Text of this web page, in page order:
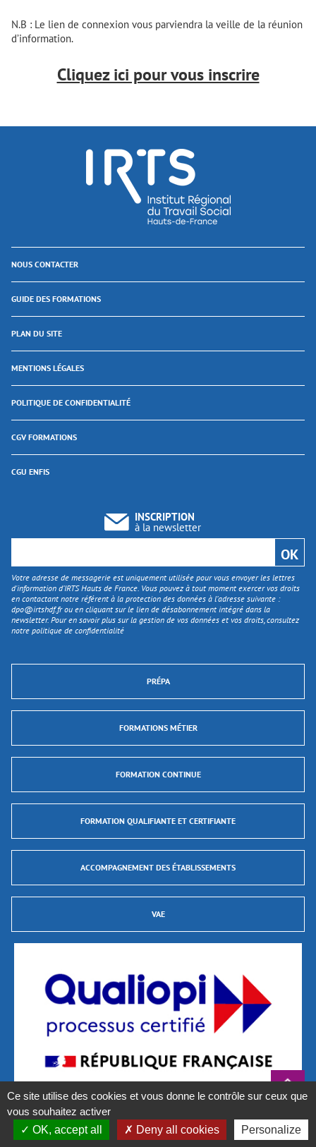
N.B : Le lien de connexion vous parviendra la veille de la réunion
d’information.
Cliquez ici pour vous inscrire
NOUS CONTACTER
GUIDE DES FORMATIONS
PLAN DU SITE
MENTIONS LÉGALES
POLITIQUE DE CONFIDENTIALITÉ
CGV FORMATIONS
CGU ENFIS
INSCRIPTION
à la newsletter
Votre adresse de messagerie est uniquement utilisée pour vous envoyer les lettres
d'information d’IRTS Hauts de France. Vous pouvez à tout moment exercer vos droits
en contactant notre référent à la protection des données à l’adresse suivante :
dpo@irtshdf.frou en cliquant sur le lien de désabonnement intégré dans la
newsletter. Pour en savoir plus sur la gestion de vos données et vos droits, consultez
notre politique de confidentialité
PRÉPA
FORMATIONS MÉTIER
FORMATION CONTINUE
FORMATION QUALIFIANTE ET CERTIFIANTE
ACCOMPAGNEMENT DES ÉTABLISSEMENTS
VAE
La certification qualité a été délivrée au titre des catégories d’actions suivantes :
Actions de formation et Validations des Acquis de L’Expérience (VAE)
Ce site utilise des cookies et vous donne le contrôle sur ceux que
vous souhaitez activer
OK, accept all
Deny all cookies Personalize